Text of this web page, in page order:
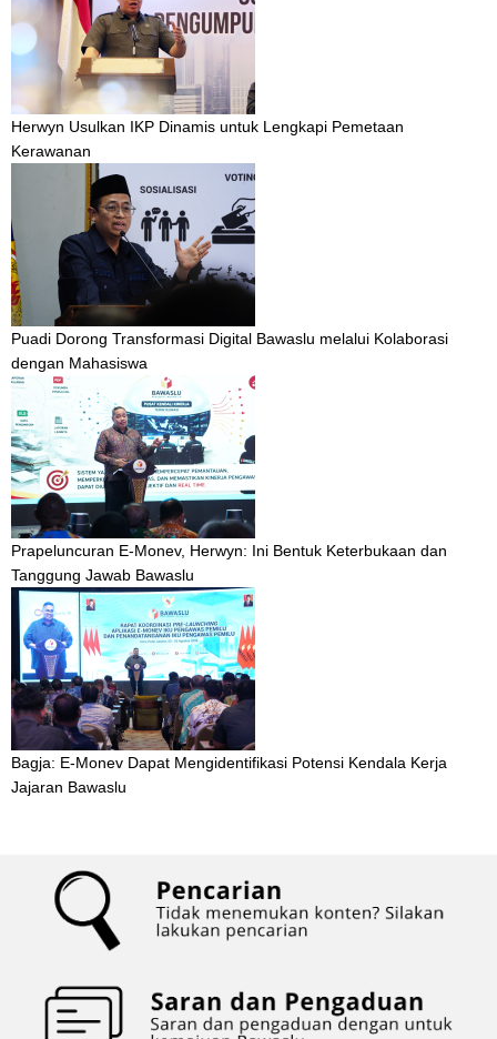
Herwyn Usulkan IKP Dinamis untuk Lengkapi Pemetaan
Kerawanan
Puadi Dorong Transformasi Digital Bawaslu melalui Kolaborasi
dengan Mahasiswa
Prapeluncuran E-Monev, Herwyn: Ini Bentuk Keterbukaan dan
Tanggung Jawab Bawaslu
Bagja: E-Monev Dapat Mengidentifikasi Potensi Kendala Kerja
Jajaran Bawaslu